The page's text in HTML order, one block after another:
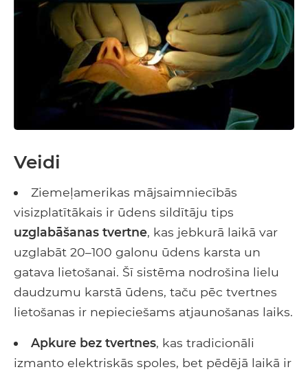
Veidi
Ziemeļamerikas mājsaimniecībās
visizplatītākais ir ūdens sildītāju tips
uzglabāšanas tvertne, kas jebkurā laikā var
uzglabāt 20–100 galonu ūdens karsta un
gatava lietošanai. Šī sistēma nodrošina lielu
daudzumu karstā ūdens, taču pēc tvertnes
lietošanas ir nepieciešams atjaunošanas laiks.
Apkure bez tvertnes, kas tradicionāli
izmanto elektriskās spoles, bet pēdējā laikā ir